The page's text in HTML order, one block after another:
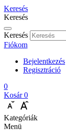
Keresés
Keresés
Keresés
Fiókom
Bejelentkezés
Regisztráció
0
Kosár 0
Kategóriák
Menü